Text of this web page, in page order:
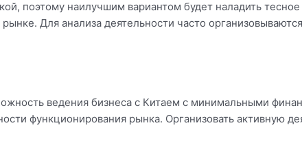
поэтому наилучшим вариантом будет наладить
Для анализа деятельности часто организовываются
ведения бизнеса с Китаем с минимальными
функционирования рынка. Организовать активную